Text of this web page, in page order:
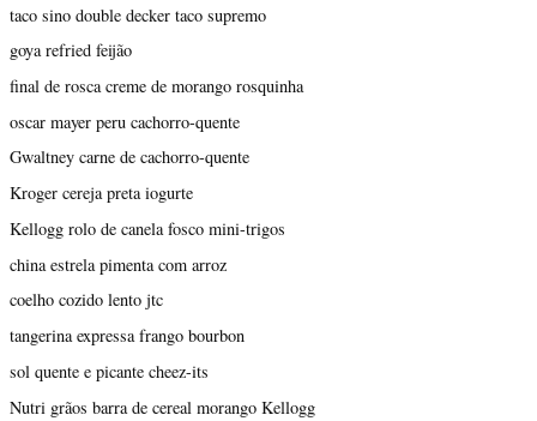
taco sino double decker taco supremo
goya refried feijão
final de rosca creme de morango rosquinha
oscar mayer peru cachorro-quente
Gwaltney carne de cachorro-quente
Kroger cereja preta iogurte
Kellogg rolo de canela fosco mini-trigos
china estrela pimenta com arroz
coelho cozido lento jtc
tangerina expressa frango bourbon
sol quente e picante cheez-its
Nutri grãos barra de cereal morango Kellogg